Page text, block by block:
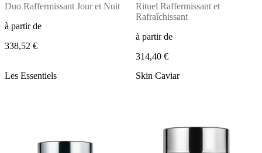
Duo Raffermissant Jour et Nuit
à partir de
338,52 €
Rituel Raffermissant et
Rafraîchissant
à partir de
314,40 €
Les Essentiels
Skin Caviar